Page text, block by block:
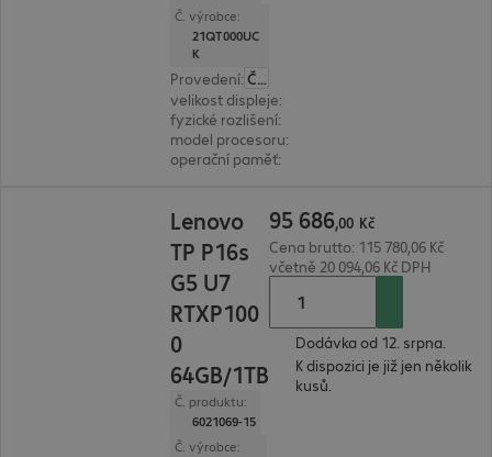
Č. výrobce:
21QT000UC
K
Provedení:
Česká
velikost displeje:
fyzické rozlišení:
model procesoru:
operační paměť:
Lenovo
TP P16s
G5 U7
RTXP100
0
64GB/1TB
Č. produktu:
6021069-15
Č. výrobce:
95 686,00 Kč
Cena brutto: 115 780,06 Kč
včetně 20 094,06 Kč DPH
Dodávka od 12. srpna.
K dispozici je již jen několik
kusů.